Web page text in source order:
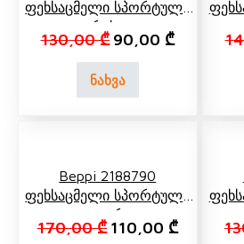
Ფეხსაცმელი Სპორტული
Რუხი
130,00₾ Original price was:
90,00 ₾Current
ნახვა
Beppi 2188790
Ფეხსაცმელი Სპორტული
Თეთრი
170,00₾ Original price was:
110,00 ₾Current